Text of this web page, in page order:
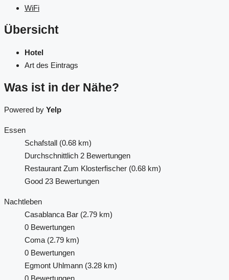
WiFi
Übersicht
Hotel
Art des Eintrags
Was ist in der Nähe?
Powered by Yelp
Essen
Schafstall (0.68 km)
Durchschnittlich 2 Bewertungen
Restaurant Zum Klosterfischer (0.68 km)
Good 23 Bewertungen
Nachtleben
Casablanca Bar (2.79 km)
0 Bewertungen
Coma (2.79 km)
0 Bewertungen
Egmont Uhlmann (3.28 km)